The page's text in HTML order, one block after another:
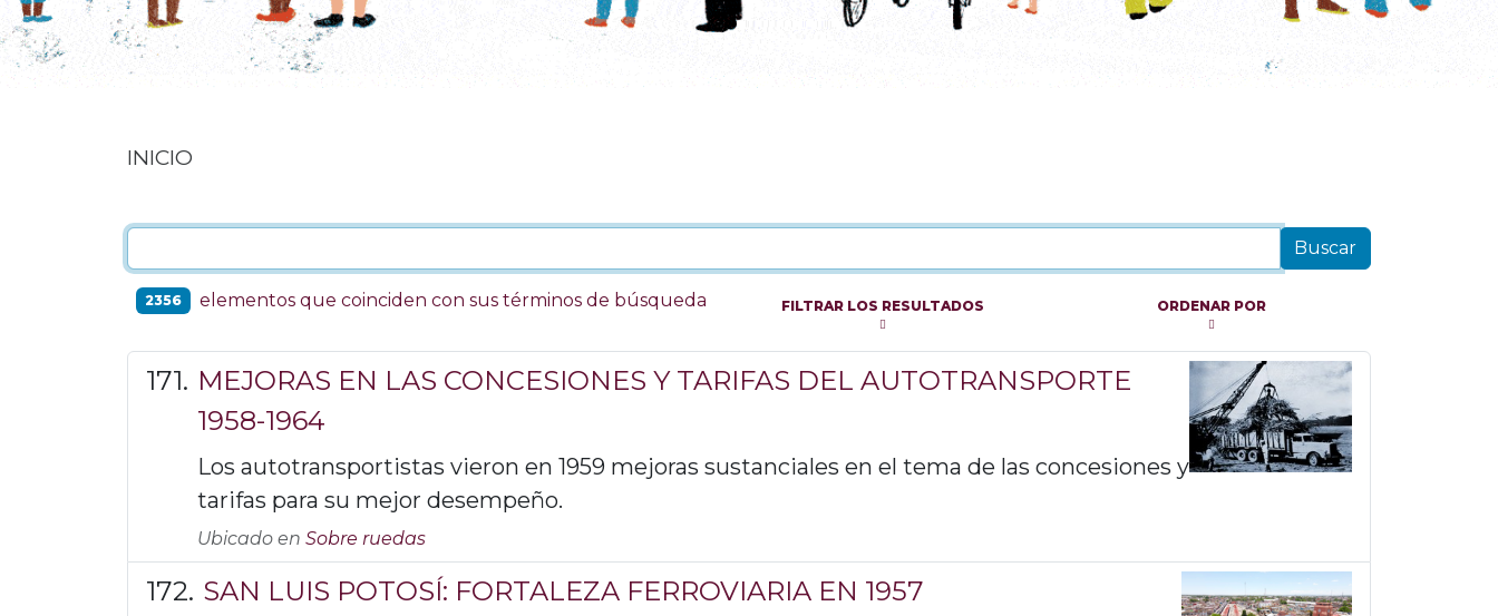
INICIO
2356 elementos que coinciden con sus términos de búsqueda FILTRAR LOS RESULTADOS ORDENAR POR
MEJORAS EN LAS CONCESIONES Y TARIFAS DEL AUTOTRANSPORTE
1958-1964
Los autotransportistas vieron en 1959 mejoras sustanciales en el tema de las concesiones y
tarifas para su mejor desempeño.
Ubicado en Sobre ruedas
SAN LUIS POTOSÍ: FORTALEZA FERROVIARIA EN 1957